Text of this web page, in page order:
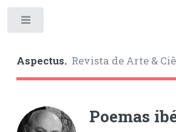
Aspectus.Revista de Arte &
Poemas